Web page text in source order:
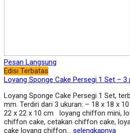
Pesan Langsung
Edisi Terbatas
Loyang Sponge Cake Persegi 1 Set – 3
Loyang Sponge Cake Persegi 1 Set,
mm. Terdiri dari 3 ukuran: – 18 x 18 x
22 x 22 x 10 cm loyang chiffon mini,
chiffon cake, cetakan chiffon cake,
cake loyang chiffon… selengkapnya